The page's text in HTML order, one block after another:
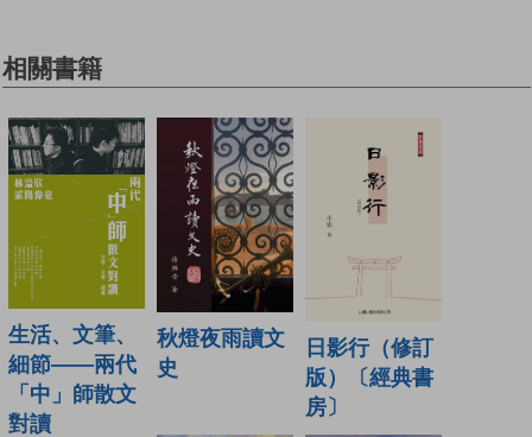
相關書籍
生活、文筆、
細節——兩代
「中」師散文
對讀
秋燈夜雨讀文
史
日影行（修訂
版）〔經典書
房〕